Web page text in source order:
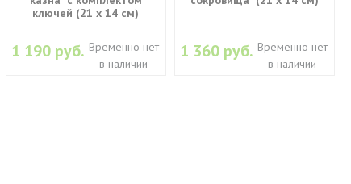
ключей (21 х 14 см)
1 190 руб. Временно нет
в наличии
1 360 руб. Временно нет
в наличии